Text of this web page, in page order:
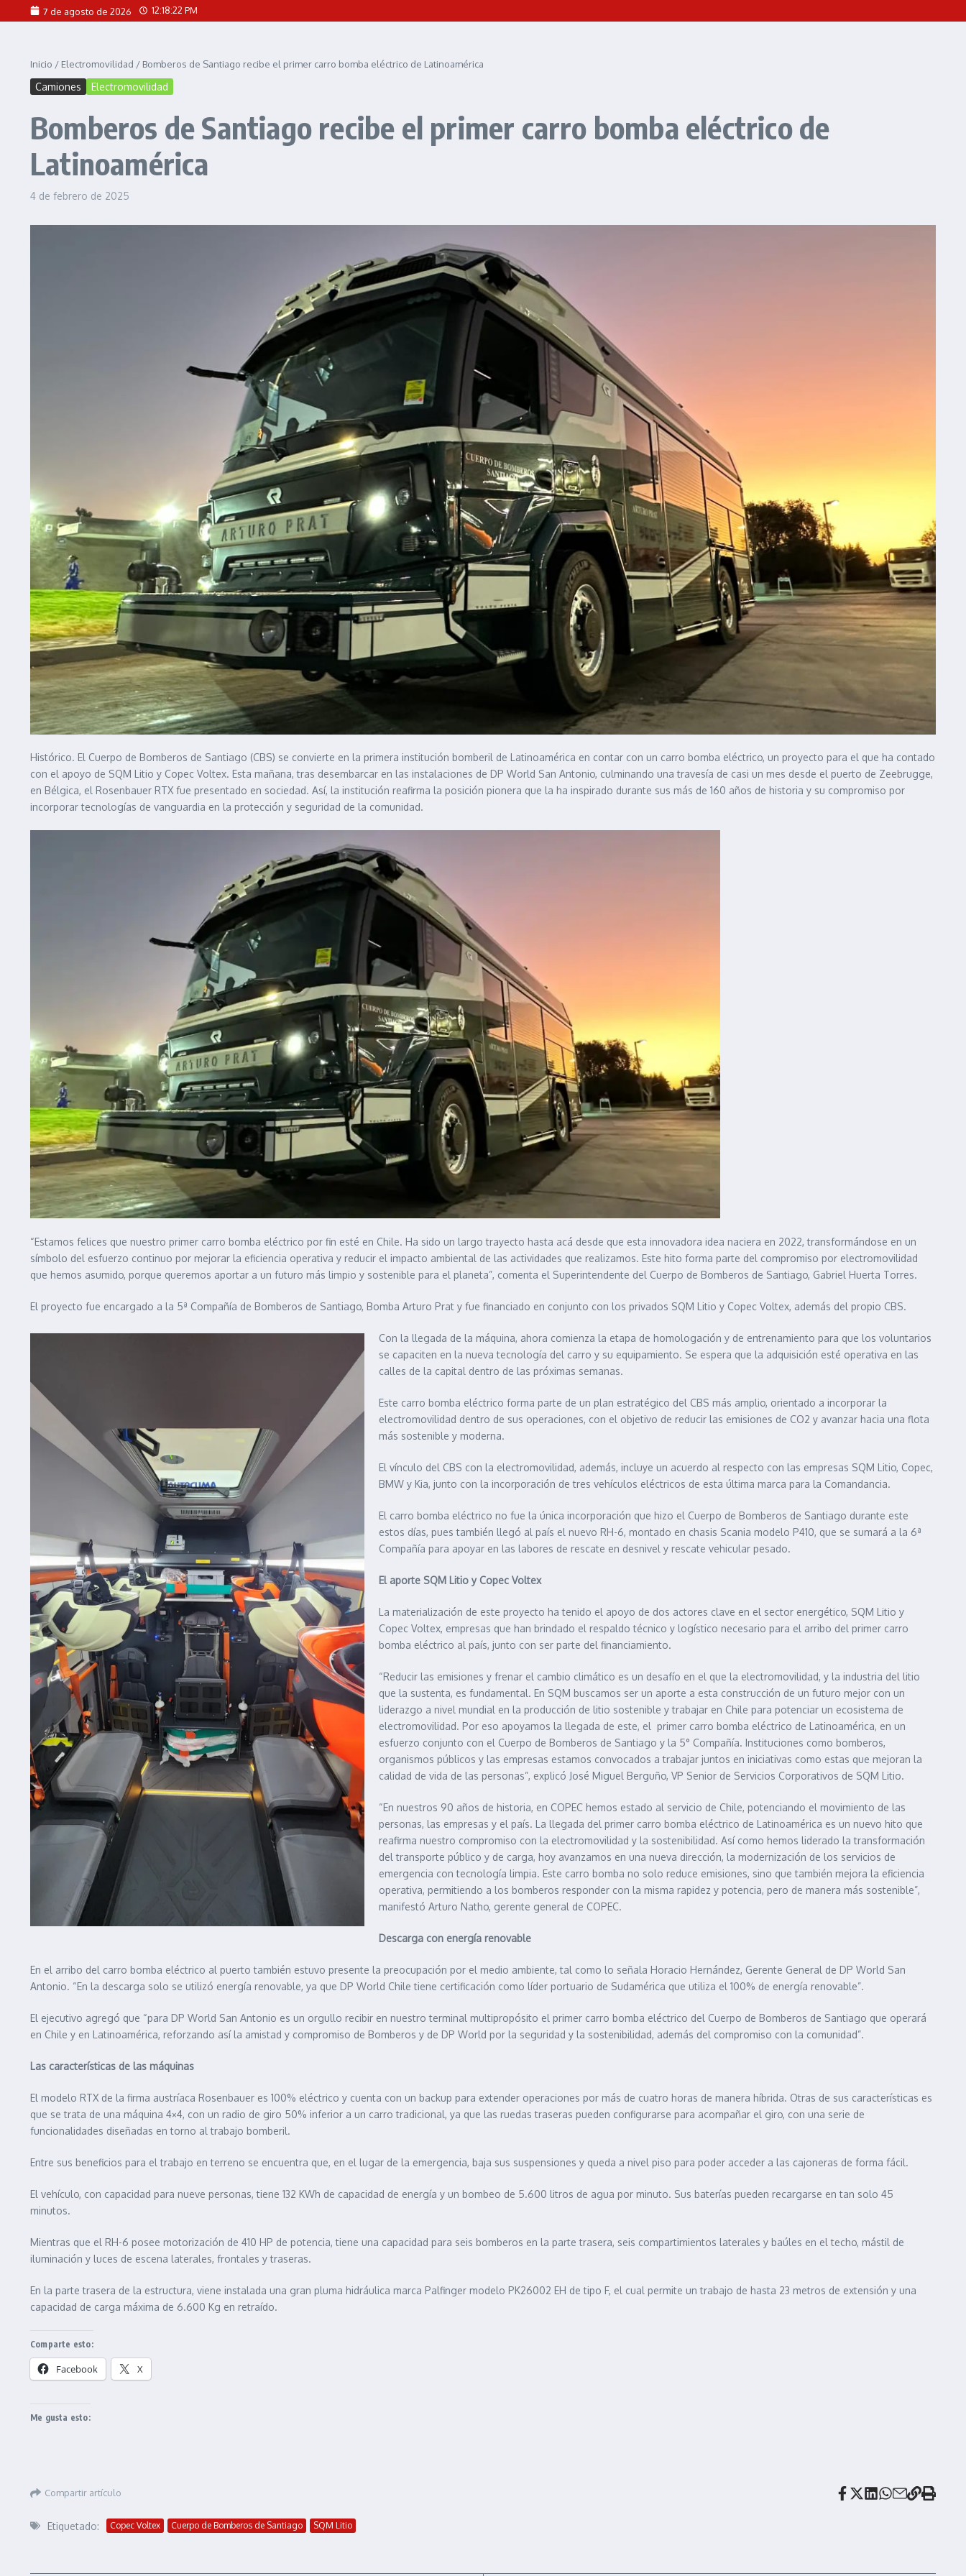
Saltar al contenido7 de agosto de 2026 12:18:24 PM
Inicio / Electromovilidad / Bomberos de Santiago recibe el primer carro bomba eléctrico de Latinoamérica
Camiones Electromovilidad
Bomberos de Santiago recibe el primer carro bomba eléctrico de
Latinoamérica
4 de febrero de 2025
Histórico. El Cuerpo de Bomberos de Santiago (CBS) se convierte en la primera institución bomberil de Latinoamérica en contar con un carro bomba eléctrico, un proyecto para el que ha contado
con el apoyo de SQM Litio y Copec Voltex. Esta mañana, tras desembarcar en las instalaciones de DP World San Antonio, culminando una travesía de casi un mes desde el puerto de Zeebrugge,
en Bélgica, el Rosenbauer RTX fue presentado en sociedad. Así, la institución reafirma la posición pionera que la ha inspirado durante sus más de 160 años de historia y su compromiso por
incorporar tecnologías de vanguardia en la protección y seguridad de la comunidad.
“Estamos felices que nuestro primer carro bomba eléctrico por fin esté en Chile. Ha sido un largo trayecto hasta acá desde que esta innovadora idea naciera en 2022, transformándose en un
símbolo del esfuerzo continuo por mejorar la eficiencia operativa y reducir el impacto ambiental de las actividades que realizamos. Este hito forma parte del compromiso por electromovilidad
que hemos asumido, porque queremos aportar a un futuro más limpio y sostenible para el planeta”, comenta el Superintendente del Cuerpo de Bomberos de Santiago, Gabriel Huerta Torres.
El proyecto fue encargado a la 5ª Compañía de Bomberos de Santiago, Bomba Arturo Prat y fue financiado en conjunto con los privados SQM Litio y Copec Voltex, además del propio CBS.
Con la llegada de la máquina, ahora comienza la etapa de homologación y de entrenamiento para que los voluntarios
se capaciten en la nueva tecnología del carro y su equipamiento. Se espera que la adquisición esté operativa en las
calles de la capital dentro de las próximas semanas.
Este carro bomba eléctrico forma parte de un plan estratégico del CBS más amplio, orientado a incorporar la
electromovilidad dentro de sus operaciones, con el objetivo de reducir las emisiones de CO2 y avanzar hacia una flota
más sostenible y moderna.
El vínculo del CBS con la electromovilidad, además, incluye un acuerdo al respecto con las empresas SQM Litio, Copec,
BMW y Kia, junto con la incorporación de tres vehículos eléctricos de esta última marca para la Comandancia.
El carro bomba eléctrico no fue la única incorporación que hizo el Cuerpo de Bomberos de Santiago durante este
estos días, pues también llegó al país el nuevo RH-6, montado en chasis Scania modelo P410, que se sumará a la 6ª
Compañía para apoyar en las labores de rescate en desnivel y rescate vehicular pesado.
El aporte SQM Litio y Copec Voltex
La materialización de este proyecto ha tenido el apoyo de dos actores clave en el sector energético, SQM Litio y
Copec Voltex, empresas que han brindado el respaldo técnico y logístico necesario para el arribo del primer carro
bomba eléctrico al país, junto con ser parte del financiamiento.
“Reducir las emisiones y frenar el cambio climático es un desafío en el que la electromovilidad, y la industria del litio
que la sustenta, es fundamental. En SQM buscamos ser un aporte a esta construcción de un futuro mejor con un
liderazgo a nivel mundial en la producción de litio sostenible y trabajar en Chile para potenciar un ecosistema de
electromovilidad. Por eso apoyamos la llegada de este, el primer carro bomba eléctrico de Latinoamérica, en un
esfuerzo conjunto con el Cuerpo de Bomberos de Santiago y la 5° Compañía. Instituciones como bomberos,
organismos públicos y las empresas estamos convocados a trabajar juntos en iniciativas como estas que mejoran la
calidad de vida de las personas”, explicó José Miguel Berguño, VP Senior de Servicios Corporativos de SQM Litio.
“En nuestros 90 años de historia, en COPEC hemos estado al servicio de Chile, potenciando el movimiento de las
personas, las empresas y el país. La llegada del primer carro bomba eléctrico de Latinoamérica es un nuevo hito que
reafirma nuestro compromiso con la electromovilidad y la sostenibilidad. Así como hemos liderado la transformación
del transporte público y de carga, hoy avanzamos en una nueva dirección, la modernización de los servicios de
emergencia con tecnología limpia. Este carro bomba no solo reduce emisiones, sino que también mejora la eficiencia
operativa, permitiendo a los bomberos responder con la misma rapidez y potencia, pero de manera más sostenible”,
manifestó Arturo Natho, gerente general de COPEC.
Descarga con energía renovable
En el arribo del carro bomba eléctrico al puerto también estuvo presente la preocupación por el medio ambiente, tal como lo señala Horacio Hernández, Gerente General de DP World San
Antonio. “En la descarga solo se utilizó energía renovable, ya que DP World Chile tiene certificación como líder portuario de Sudamérica que utiliza el 100% de energía renovable”.
El ejecutivo agregó que “para DP World San Antonio es un orgullo recibir en nuestro terminal multipropósito el primer carro bomba eléctrico del Cuerpo de Bomberos de Santiago que operará
en Chile y en Latinoamérica, reforzando así la amistad y compromiso de Bomberos y de DP World por la seguridad y la sostenibilidad, además del compromiso con la comunidad”.
Las características de las máquinas
El modelo RTX de la firma austríaca Rosenbauer es 100% eléctrico y cuenta con un backup para extender operaciones por más de cuatro horas de manera híbrida. Otras de sus características es
que se trata de una máquina 4×4, con un radio de giro 50% inferior a un carro tradicional, ya que las ruedas traseras pueden configurarse para acompañar el giro, con una serie de
funcionalidades diseñadas en torno al trabajo bomberil.
Entre sus beneficios para el trabajo en terreno se encuentra que, en el lugar de la emergencia, baja sus suspensiones y queda a nivel piso para poder acceder a las cajoneras de forma fácil.
El vehículo, con capacidad para nueve personas, tiene 132 KWh de capacidad de energía y un bombeo de 5.600 litros de agua por minuto. Sus baterías pueden recargarse en tan solo 45
minutos.
Mientras que el RH-6 posee motorización de 410 HP de potencia, tiene una capacidad para seis bomberos en la parte trasera, seis compartimientos laterales y baúles en el techo, mástil de
iluminación y luces de escena laterales, frontales y traseras.
En la parte trasera de la estructura, viene instalada una gran pluma hidráulica marca Palfinger modelo PK26002 EH de tipo F, el cual permite un trabajo de hasta 23 metros de extensión y una
capacidad de carga máxima de 6.600 Kg en retraído.
Comparte esto:
Facebook X
Me gusta esto:
Compartir artículo
Etiquetado: Copec Voltex Cuerpo de Bomberos de Santiago SQM Litio